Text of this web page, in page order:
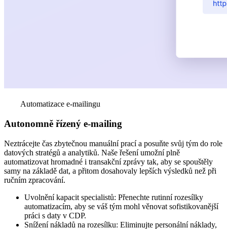
Automatizace e-mailingu
Autonomně řízený e-mailing
Neztrácejte čas zbytečnou manuální prací a posuňte svůj tým do role
datových stratégů a analytiků. Naše řešení umožní plně
automatizovat hromadné i transakční zprávy tak, aby se spouštěly
samy na základě dat, a přitom dosahovaly lepších výsledků než při
ručním zpracování.
Uvolnění kapacit specialistů: Přenechte rutinní rozesílky
automatizacím, aby se váš tým mohl věnovat sofistikovanější
práci s daty v CDP.
Snížení nákladů na rozesílku: Eliminujte personální náklady,